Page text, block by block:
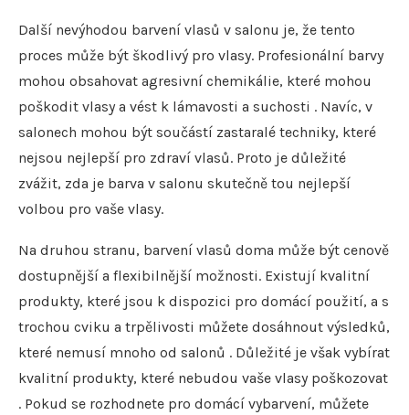
Další nevýhodou barvení vlasů v salonu je, že tento
proces může být škodlivý pro vlasy. Profesionální barvy
mohou obsahovat agresivní chemikálie, které mohou
poškodit vlasy a vést k lámavosti a suchosti . Navíc, v
salonech mohou být součástí zastaralé techniky, které
nejsou nejlepší pro zdraví vlasů. Proto je důležité
zvážit, zda je barva v salonu skutečně tou nejlepší
volbou pro vaše vlasy.
Na druhou stranu, barvení vlasů doma může být cenově
dostupnější a flexibilnější možnosti. Existují kvalitní
produkty, které jsou k dispozici pro domácí použití, a s
trochou cviku a trpělivosti můžete dosáhnout výsledků,
které nemusí mnoho od salonů . Důležité je však vybírat
kvalitní produkty, které nebudou vaše vlasy poškozovat
. Pokud se rozhodnete pro domácí vybarvení, můžete